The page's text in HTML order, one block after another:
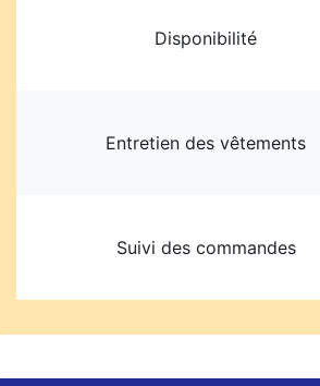
Disponibilité
Entretien des vêtements
Suivi des commandes